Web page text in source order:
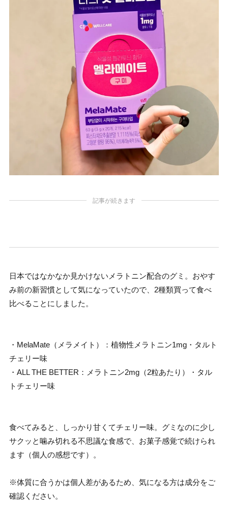
記事が続きます
日本ではなかなか見かけないメラトニン配合のグミ。おやす
み前の新習慣として気になっていたので、2種類買って食べ
比べることにしました。
・MelaMate（メラメイト）：植物性メラトニン1mg・タルト
チェリー味
・ALL THE BETTER：メラトニン2mg（2粒あたり）・タル
トチェリー味
食べてみると、しっかり甘くてチェリー味。グミなのに少し
サクッと噛み切れる不思議な食感で、お菓子感覚で続けられ
ます（個人の感想です）。
※体質に合うかは個人差があるため、気になる方は成分をご
確認ください。